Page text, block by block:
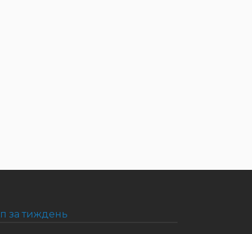
за тиждень